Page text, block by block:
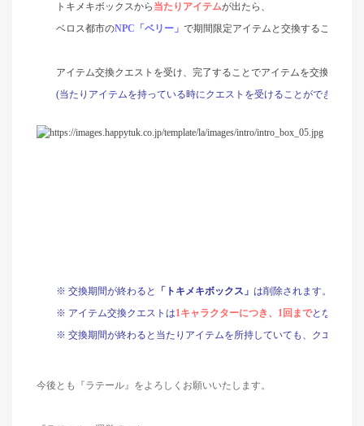
トキメキボックスから 当たりアイテムが出たら、
ベロス都市のNPC 「ベリー」 で期間限定アイテムと交換することがで
アイテム交換クエストを受け、完了することでアイテムを交換できま
(当たりアイテムを持っている時にクエストを受けることができます。
※ 交換期間が終わると 「トキメキボックス」 は削除されます。
※ アイテム交換クエストは1キャラクターにつき、 1回までとなってお
※ 交換期間が終わると当たりアイテムを所持していても、クエスト
今後とも『ラテール』をよろしくお願いいたします。